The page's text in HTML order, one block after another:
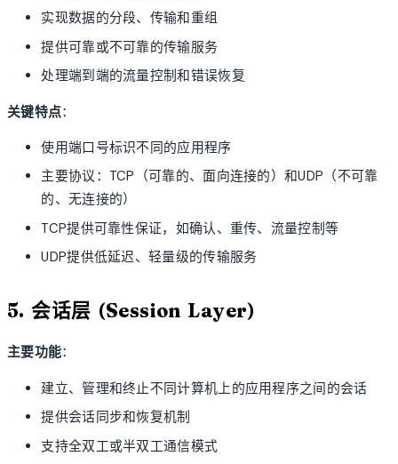
实现数据的分段、传输和重组
提供可靠或不可靠的传输服务
处理端到端的流量控制和错误恢复
关键特点：
使用端口号标识不同的应用程序
主要协议：TCP（可靠的、面向连接的）和UDP（不可靠
的、无连接的）
TCP提供可靠性保证，如确认、重传、流量控制等
UDP提供低延迟、轻量级的传输服务
5. 会话层 (Session Layer)
主要功能：
建立、管理和终止不同计算机上的应用程序之间的会话
提供会话同步和恢复机制
支持全双工或半双工通信模式